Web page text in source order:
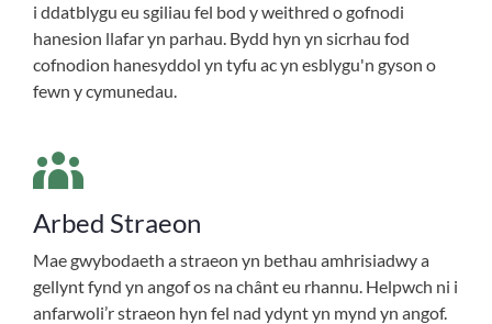
i ddatblygu eu sgiliau fel bod y weithred o gofnodi
hanesion llafar yn parhau. Bydd hyn yn sicrhau fod
cofnodion hanesyddol yn tyfu ac yn esblygu'n gyson o
fewn y cymunedau.
Arbed Straeon
Mae gwybodaeth a straeon yn bethau amhrisiadwy a
gellynt fynd yn angof os na chânt eu rhannu. Helpwch ni i
anfarwoli’r straeon hyn fel nad ydynt yn mynd yn angof.